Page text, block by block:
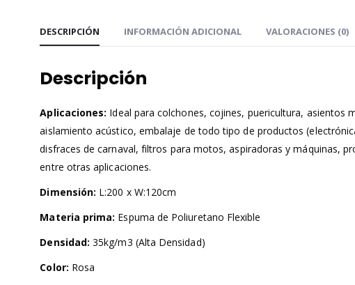
DESCRIPCIÓN INFORMACIÓN ADICIONAL VALORACIONES (0)
Descripción
Aplicaciones: Ideal para colchones, cojines, puericultura, asientos
aislamiento acústico, embalaje de todo tipo de productos
disfraces de carnaval, filtros para motos, aspiradoras y máquinas,
entre otras aplicaciones.
Dimensión: L:200 x W:120cm
Materia prima: Espuma de Poliuretano Flexible
Densidad: 35kg/m3 (Alta Densidad)
Color: Rosa